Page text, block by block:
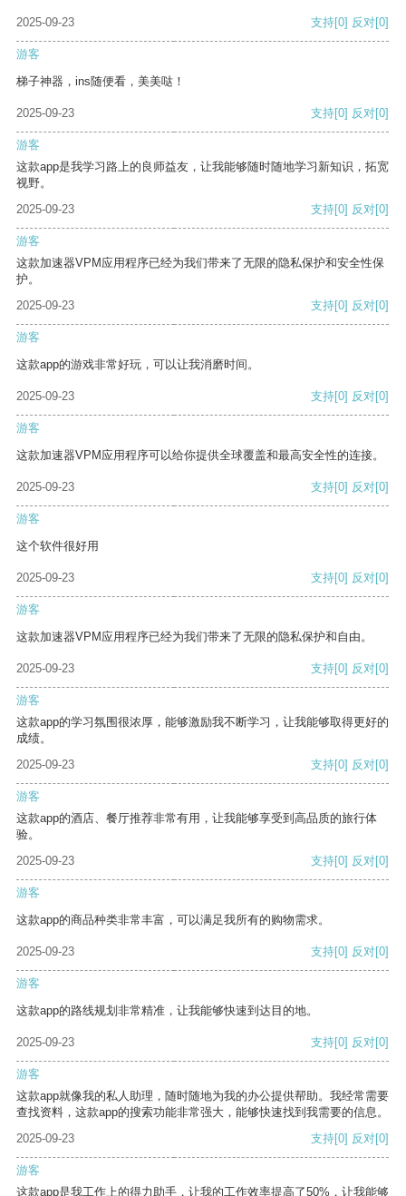
2025-09-23 支持[0] 反对[0]
游客
梯子神器，ins随便看，美美哒！
2025-09-23 支持[0] 反对[0]
游客
这款app是我学习路上的良师益友，让我能够随时随地学习新知识，拓宽
视野。
2025-09-23
支持[0] 反对[0]
游客
这款加速器VPM应用程序已经为我们带来了无限的隐私保护和安全性保
护。
2025-09-23
支持[0] 反对[0]
游客
这款app的游戏非常好玩，可以让我消磨时间。
2025-09-23 支持[0] 反对[0]
游客
这款加速器VPM应用程序可以给你提供全球覆盖和最高安全性的连接。
2025-09-23 支持[0] 反对[0]
游客
这个软件很好用
2025-09-23 支持[0] 反对[0]
游客
这款加速器VPM应用程序已经为我们带来了无限的隐私保护和自由。
2025-09-23 支持[0] 反对[0]
游客
这款app的学习氛围很浓厚，能够激励我不断学习，让我能够取得更好的
成绩。
2025-09-23
支持[0] 反对[0]
游客
这款app的酒店、餐厅推荐非常有用，让我能够享受到高品质的旅行体
验。
2025-09-23
支持[0] 反对[0]
游客
这款app的商品种类非常丰富，可以满足我所有的购物需求。
2025-09-23 支持[0] 反对[0]
游客
这款app的路线规划非常精准，让我能够快速到达目的地。
2025-09-23 支持[0] 反对[0]
游客
这款app就像我的私人助理，随时随地为我的办公提供帮助。我经常需要
查找资料，这款app的搜索功能非常强大，能够快速找到我需要的信息。
2025-09-23
支持[0] 反对[0]
游客
这款app是我工作上的得力助手，让我的工作效率提高了50%，让我能够